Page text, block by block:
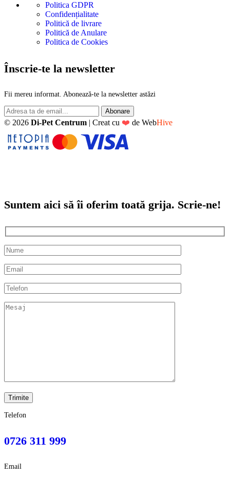
Politica GDPR
Confidențialitate
Politică de livrare
Politică de Anulare
Politica de Cookies
Înscrie-te la newsletter
Fii mereu informat. Abonează-te la newsletter astăzi
© 2026 Di-Pet Centrum | Creat cu ❤️ de WebHive
Suntem aici să îi oferim toată grija. Scrie-ne!
Telefon
0726 311 999
Email